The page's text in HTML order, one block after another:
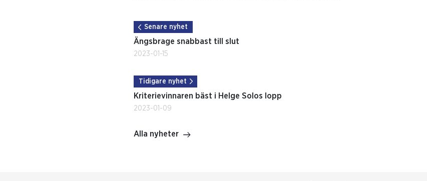
Senare nyhet
Ängsbrage snabbast till slut
2023-01-15
Tidigare nyhet
Kriterievinnaren bäst i Helge Solos lopp
2023-01-09
Alla nyheter